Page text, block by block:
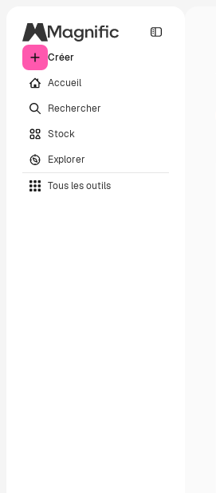
Créer
Accueil
Rechercher
Stock
Explorer
Tous les outils